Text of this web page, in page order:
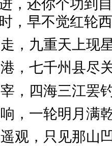
，还你个功到
时，早不觉红
走，九重天
港，七千州
宰，四海三
响，一轮明
观，只见那山